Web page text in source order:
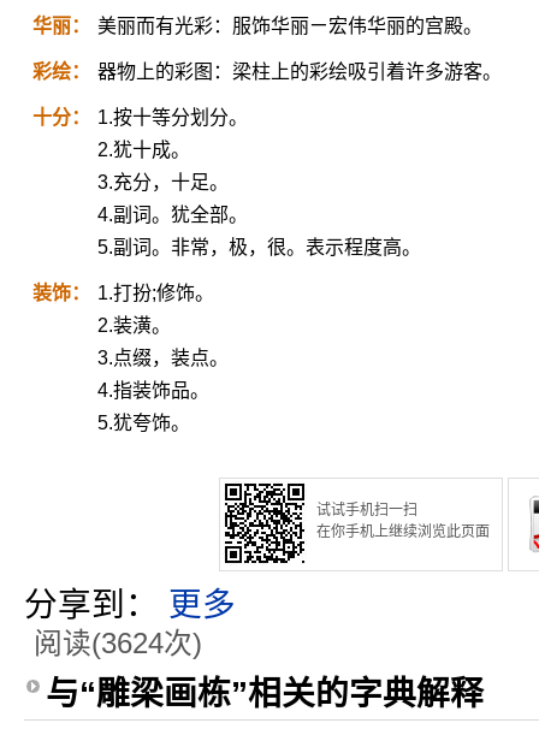
华丽： 美丽而有光彩：服饰华丽ㄧ宏伟华丽的宫殿。
彩绘： 器物上的彩图：梁柱上的彩绘吸引着许多游客。
十分：
1.按十等分划分。
2.犹十成。
3.充分，十足。
4.副词。犹全部。
5.副词。非常，极，很。表示程度高。
装饰：
1.打扮;修饰。
2.装潢。
3.点缀，装点。
4.指装饰品。
5.犹夸饰。
试试手机扫一扫
在你手机上继续浏览此页面
分享到： 更多
阅读(3624次)
与“雕梁画栋”相关的字典解释